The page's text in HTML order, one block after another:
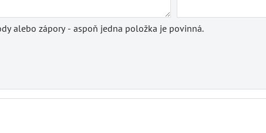
alebo zápory - aspoň jedna položka je povinná.